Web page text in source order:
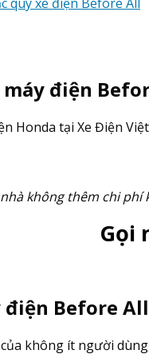
điện
Honda tại Xe Điện
không thêm chi phí
Gọi
Before
không ít người